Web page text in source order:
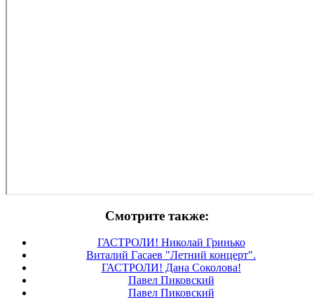
Смотрите также:
ГАСТРОЛИ! Николай Гринько
Виталий Гасаев "Летний концерт".
ГАСТРОЛИ! Дана Соколова!
Павел Пиковский
Павел Пиковский